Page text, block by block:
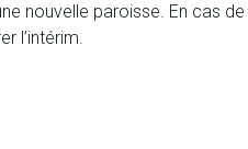
nouvelle paroisse. En cas
l’intérim.